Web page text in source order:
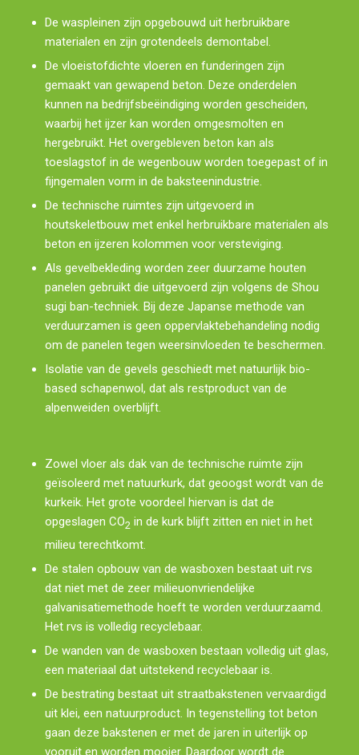
De waspleinen zijn opgebouwd uit herbruikbare
materialen en zijn grotendeels demontabel.
De vloeistofdichte vloeren en funderingen zijn
gemaakt van gewapend beton. Deze onderdelen
kunnen na bedrijfsbeëindiging worden gescheiden,
waarbij het ijzer kan worden omgesmolten en
hergebruikt. Het overgebleven beton kan als
toeslagstof in de wegenbouw worden toegepast of in
fijngemalen vorm in de baksteenindustrie.
De technische ruimtes zijn uitgevoerd in
houtskeletbouw met enkel herbruikbare materialen als
beton en ijzeren kolommen voor versteviging.
Als gevelbekleding worden zeer duurzame houten
panelen gebruikt die uitgevoerd zijn volgens de Shou
sugi ban-techniek. Bij deze Japanse methode van
verduurzamen is geen oppervlaktebehandeling nodig
om de panelen tegen weersinvloeden te beschermen.
Isolatie van de gevels geschiedt met natuurlijk bio-
based schapenwol, dat als restproduct van de
alpenweiden overblijft.
Zowel vloer als dak van de technische ruimte zijn
geïsoleerd met natuurkurk, dat geoogst wordt van de
kurkeik. Het grote voordeel hiervan is dat de
opgeslagen CO2 in de kurk blijft zitten en niet in het
milieu terechtkomt.
De stalen opbouw van de wasboxen bestaat uit rvs
dat niet met de zeer milieuonvriendelijke
galvanisatiemethode hoeft te worden verduurzaamd.
Het rvs is volledig recyclebaar.
De wanden van de wasboxen bestaan volledig uit glas,
een materiaal dat uitstekend recyclebaar is.
De bestrating bestaat uit straatbakstenen vervaardigd
uit klei, een natuurproduct. In tegenstelling tot beton
gaan deze bakstenen er met de jaren in uiterlijk op
vooruit en worden mooier. Daardoor wordt de